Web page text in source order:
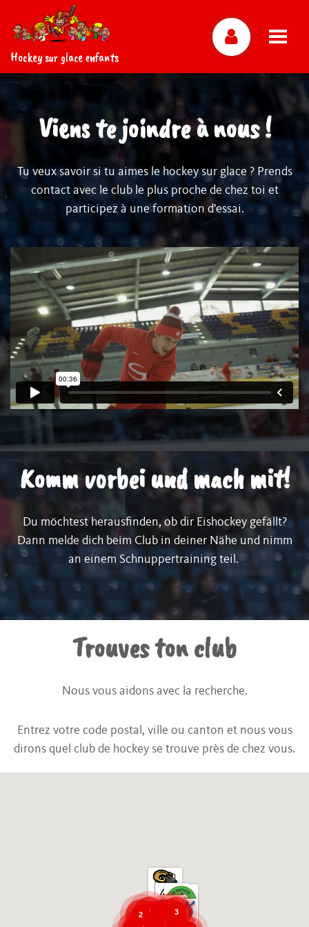
Hockey sur glace enfants
Viens te joindre à nous !
Tu veux savoir si tu aimes le hockey sur glace ? Prends
contact avec le club le plus proche de chez toi et
participez à une formation d'essai.
Komm vorbei und mach mit!
Du möchtest herausfinden, ob dir Eishockey gefällt?
Dann melde dich beim Club in deiner Nähe und nimm
an einem Schnuppertraining teil.
Trouves ton club
Nous vous aidons avec la recherche.
Entrez votre code postal, ville ou canton et nous vous
dirons quel club de hockey se trouve près de chez vous.
5
2
2 3
5
2
2 3